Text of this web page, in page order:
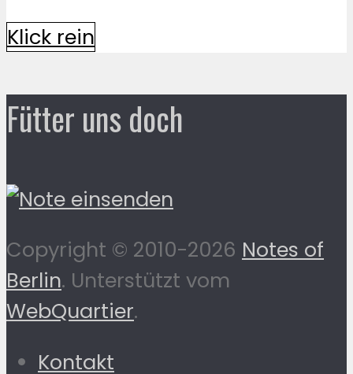
Klick rein
Fütter uns doch
Copyright © 2010-2026 Notes of
Berlin. Unterstützt vom
WebQuartier.
Kontakt